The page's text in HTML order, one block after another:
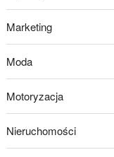
Marketing
Moda
Motoryzacja
Nieruchomości